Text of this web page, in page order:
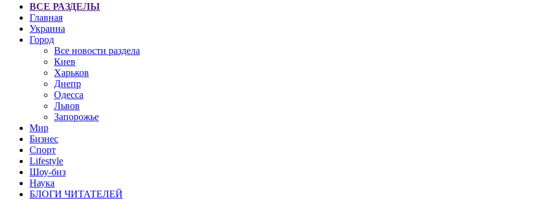
ВСЕ РАЗДЕЛЫ
Главная
Украина
Город
Все новости раздела
Киев
Харьков
Днепр
Одесса
Львов
Запорожье
Мир
Бизнес
Спорт
Lifestyle
Шоу-биз
Наука
БЛОГИ ЧИТАТЕЛЕЙ